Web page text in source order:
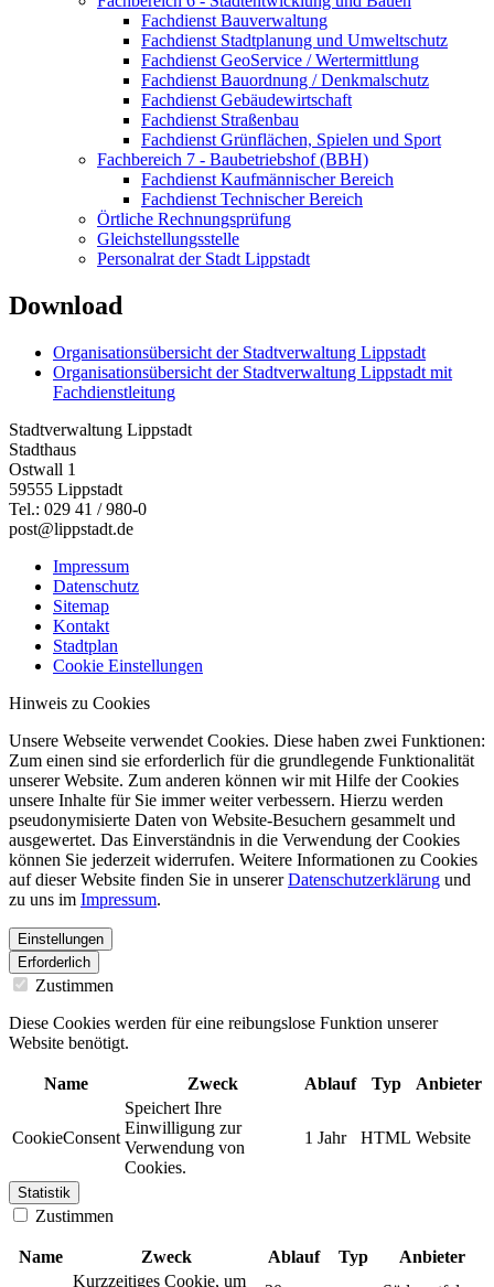
Fachdienst Bauverwaltung
Fachdienst Stadtplanung und Umweltschutz
Fachdienst GeoService / Wertermittlung
Fachdienst Bauordnung / Denkmalschutz
Fachdienst Gebäudewirtschaft
Fachdienst Straßenbau
Fachdienst Grünflächen, Spielen und Sport
Fachbereich 7 - Baubetriebshof (BBH)
Fachdienst Kaufmännischer Bereich
Fachdienst Technischer Bereich
Örtliche Rechnungsprüfung
Gleichstellungsstelle
Personalrat der Stadt Lippstadt
Download
Organisationsübersicht der Stadtverwaltung Lippstadt
Organisationsübersicht der Stadtverwaltung Lippstadt mit
Fachdienstleitung
Stadtverwaltung Lippstadt
Stadthaus
Ostwall 1
59555 Lippstadt
Tel.: 029 41 / 980-0
post@lippstadt.de
Impressum
Datenschutz
Sitemap
Kontakt
Stadtplan
Cookie Einstellungen
Hinweis zu Cookies
Unsere Webseite verwendet Cookies. Diese haben zwei Funktionen:
Zum einen sind sie erforderlich für die grundlegende Funktionalität
unserer Website. Zum anderen können wir mit Hilfe der Cookies
unsere Inhalte für Sie immer weiter verbessern. Hierzu werden
pseudonymisierte Daten von Website-Besuchern gesammelt und
ausgewertet. Das Einverständnis in die Verwendung der Cookies
können Sie jederzeit widerrufen. Weitere Informationen zu Cookies
auf dieser Website finden Sie in unsererDatenschutzerklärung und
zu uns im Impressum.
Einstellungen
Erforderlich
Zustimmen
Diese Cookies werden für eine reibungslose Funktion unserer
Website benötigt.
Name Zweck Ablauf Typ Anbieter
CookieConsent
Speichert Ihre
Einwilligung zur
Verwendung von
Cookies.
1 Jahr HTML Website
Statistik
Zustimmen
Name Zweck Ablauf Typ
Anbieter
Kurzzeitiges Cookie, um